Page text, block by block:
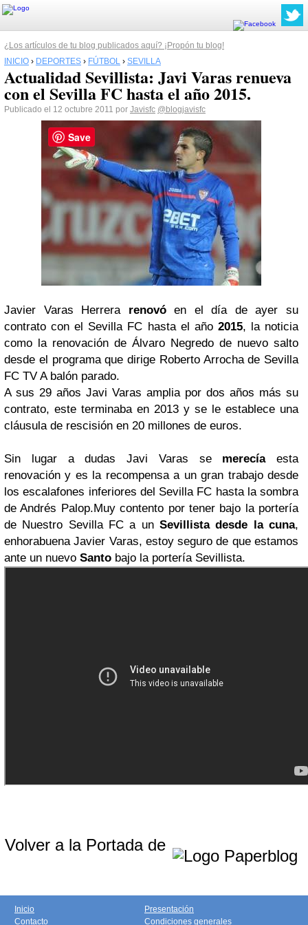
¿Los artículos de tu blog publicados aquí? ¡Propón tu blog!
INICIO › DEPORTES › FÚTBOL › SEVILLA
Actualidad Sevillista: Javi Varas renueva
con el Sevilla FC hasta el año 2015.
Publicado el 12 octubre 2011 por Javisfc @blogjavisfc
Javier Varas Herrera renovóen el día de ayer su
contrato con el Sevilla FC hasta el año 2015, la noticia
como la renovación de Álvaro Negredo de nuevo salto
desde el programa que dirige Roberto Arrocha de Sevilla
FC TV A balón parado.
A sus 29 años Javi Varas amplia por dos años más su
contrato, este terminaba en 2013 y se le establece una
cláusula de rescisión en 20 millones de euros.
Sin lugar a dudas Javi Varas se merecía esta
renovación y es la recompensa a un gran trabajo desde
los escalafones inferiores del Sevilla FC hasta la sombra
de Andrés Palop.Muy contento por tener bajo la portería
de Nuestro Sevilla FC a unSevillista desde la cuna,
enhorabuena Javier Varas, estoy seguro de que estamos
ante un nuevo Santo bajo la portería Sevillista.
Volver a la Portada de
Inicio
Contacto
Presentación
Condiciones generales
Save